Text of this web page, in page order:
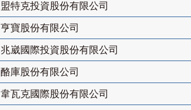
盟特克投資股份有限公司
亨寶股份有限公司
兆崴國際投資股份有限公司
酪庫股份有限公司
韋瓦克國際股份有限公司